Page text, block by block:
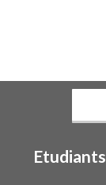
Etudiants